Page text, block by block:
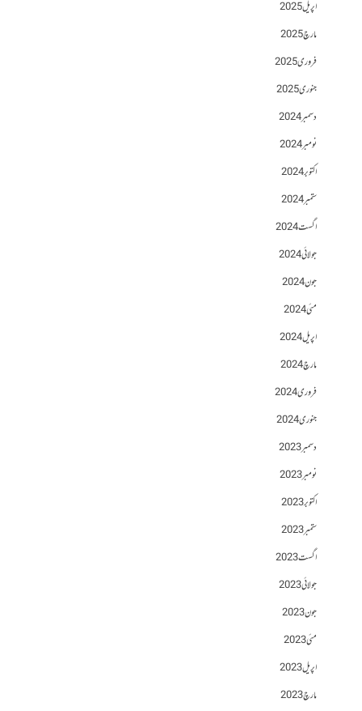
اپریل 2025
مارچ 2025
فروری 2025
جنوری 2025
دسمبر 2024
نومبر 2024
اکتوبر 2024
ستمبر 2024
اگست 2024
جولائی 2024
جون 2024
مئی 2024
اپریل 2024
مارچ 2024
فروری 2024
جنوری 2024
دسمبر 2023
نومبر 2023
اکتوبر 2023
ستمبر 2023
اگست 2023
جولائی 2023
جون 2023
مئی 2023
اپریل 2023
مارچ 2023